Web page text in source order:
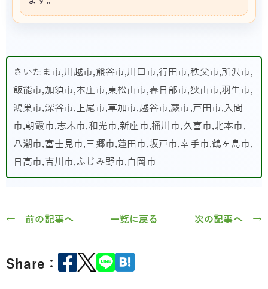
さいたま市,川越市,熊谷市,川口市,行田市,秩父市,所沢市,
飯能市,加須市,本庄市,東松山市,春日部市,狭山市,羽生市,
鴻巣市,深谷市,上尾市,草加市,越谷市,蕨市,戸田市,入間
市,朝霞市,志木市,和光市,新座市,桶川市,久喜市,北本市,
八潮市,富士見市,三郷市,蓮田市,坂戸市,幸手市,鶴ヶ島市,
日高市,吉川市,ふじみ野市,白岡市
← 前の記事へ 一覧に戻る 次の記事へ →
Share：